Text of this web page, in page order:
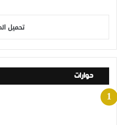
تحميل
حوارات